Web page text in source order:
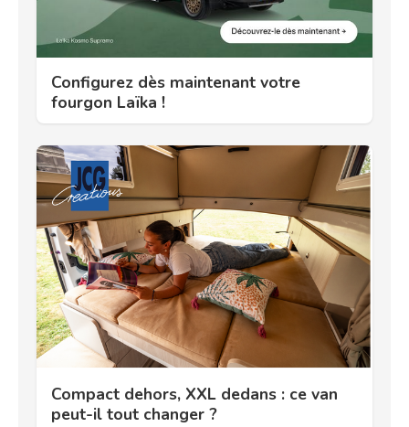
Configurez dès maintenant votre
fourgon Laïka !
Compact dehors, XXL dedans : ce van
peut-il tout changer ?